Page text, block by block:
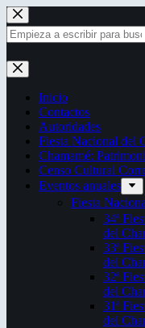
Saltar
al
contenido
Sin
resultados
Inicio
Contactos
Autoridades
Fiesta Nacional del
Chamamé:
Censo Cultural
Eventos anuales
Fiesta
34ª
del
33ª
del
32ª
del
31ª
del